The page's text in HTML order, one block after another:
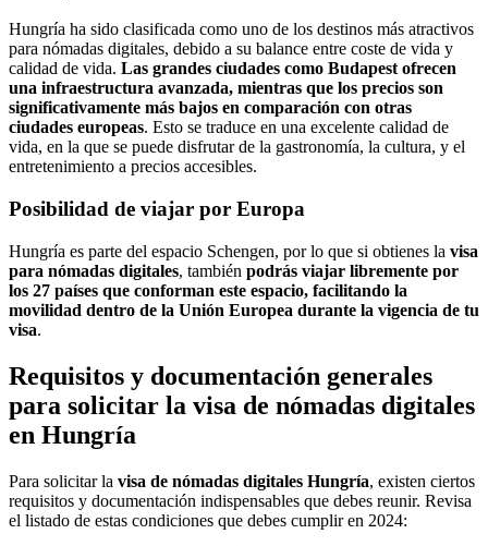
Hungría ha sido clasificada como uno de los destinos más atractivos
para nómadas digitales, debido a su balance entre coste de vida y
calidad de vida. Las grandes ciudades como Budapest ofrecen
una infraestructura avanzada, mientras que los precios son
significativamente más bajos en comparación con otras
ciudades europeas. Esto se traduce en una excelente calidad de
vida, en la que se puede disfrutar de la gastronomía, la cultura, y el
entretenimiento a precios accesibles.
Posibilidad de viajar por Europa
Hungría es parte del espacio Schengen, por lo que si obtienes la visa
para nómadas digitales, también podrás viajar libremente por
los 27 países que conforman este espacio, facilitando la
movilidad dentro de la Unión Europea durante la vigencia de tu
visa.
Requisitos y documentación generales
para solicitar la visa de nómadas digitales
en Hungría
Para solicitar la visa de nómadas digitales Hungría, existen ciertos
requisitos y documentación indispensables que debes reunir. Revisa
el listado de estas condiciones que debes cumplir en 2024: